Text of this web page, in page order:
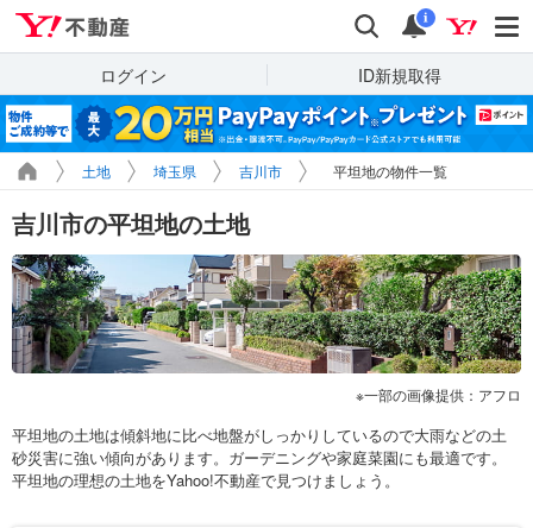
検索 通知
i
ログイン ID新規取得
土地 埼玉県 吉川市 平坦地の物件一覧
吉川市の平坦地の土地
一部の画像提供：アフロ
平坦地の土地は傾斜地に比べ地盤がしっかりしているので大雨などの土
砂災害に強い傾向があります。ガーデニングや家庭菜園にも最適です。
平坦地の理想の土地をYahoo!不動産で見つけましょう。